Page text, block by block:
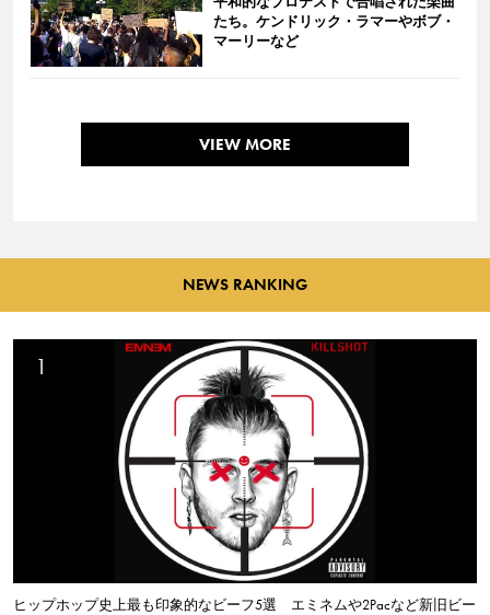
たち。ケンドリック・ラマーやボブ・
マーリーなど
VIEW MORE
NEWS RANKING
ヒップホップ史上最も印象的なビーフ5選 エミネムや2Pacなど新旧ビー